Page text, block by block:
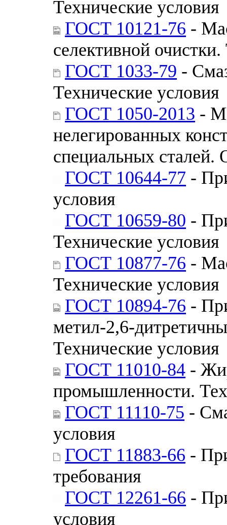
Технические условия
ГОСТ 10121-76 -
селективной
ГОСТ 1033-79 -
Технические условия
ГОСТ 1050-2013 -
нелегированных
специальных сталей.
ГОСТ 10644-77 -
условия
ГОСТ 10659-80 -
Технические условия
ГОСТ 10877-76 -
Технические условия
ГОСТ 10894-76 -
метил-2,6-
Технические условия
ГОСТ 11010-84 -
промышленности.
ГОСТ 11110-75 -
условия
ГОСТ 11883-66 -
требования
ГОСТ 12261-66 -
условия